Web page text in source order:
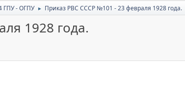
ГПУ - ОГПУ ► Приказ РВС СССР №101 - 23 февраля 1928 года.
1928 года.